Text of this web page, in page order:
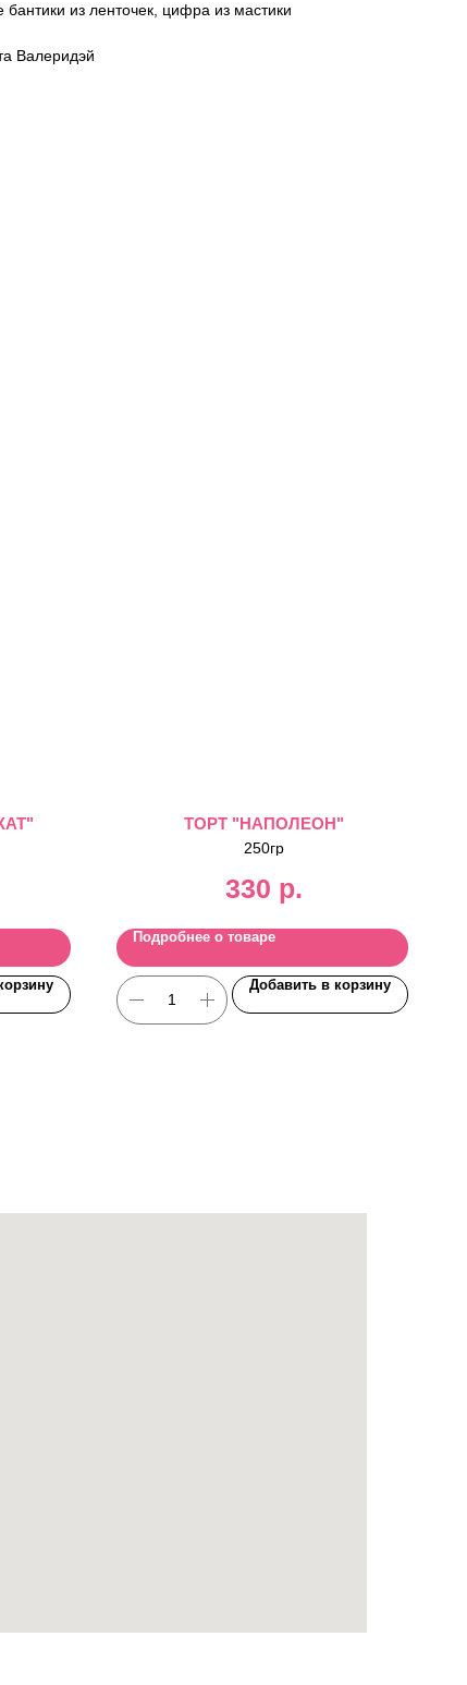
из ленточек, цифра из мастики
Валеридэй
ТОРТ "НАПОЛЕОН"
250гр
330 р.
Подробнее о товаре
Добавить в корзину